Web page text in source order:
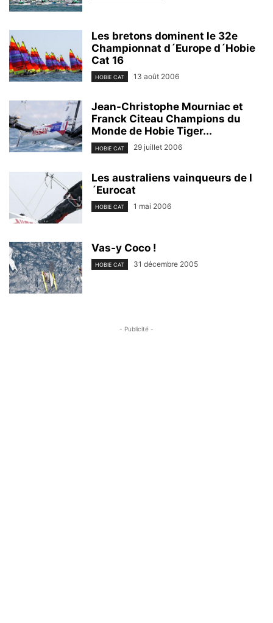
Les bretons dominent le 32e
Championnat d´Europe d´Hobie
Cat 16
HOBIE CAT 13 août 2006
Jean-Christophe Mourniac et
Franck Citeau Champions du
Monde de Hobie Tiger...
HOBIE CAT 29 juillet 2006
Les australiens vainqueurs de l
´Eurocat
HOBIE CAT 1 mai 2006
Vas-y Coco !
HOBIE CAT 31 décembre 2005
- Publicité -